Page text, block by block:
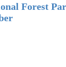
Forest